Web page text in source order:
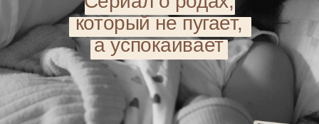
Если у вас
остались вопросы,
задайте их команде поддержки
задать вопрос